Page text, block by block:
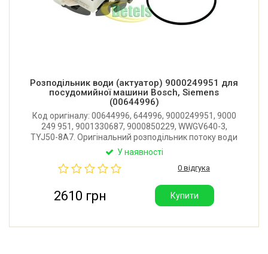
Розподiльник води (актуатор) 9000249951 для
посудомийної машини Bosch, Siemens
(00644996)
Код оригіналу: 00644996, 644996, 9000249951, 9000
249 951, 9001330687, 9000850229, WWGV640-3,
TYJ50-8A7. Оригінальний розподільник потоку води
для посудомийної машини Bosch, Siemens. Робоча
4/5r/min. Потужність: 4W.
У наявності
0 відгука
2610 грн Купити